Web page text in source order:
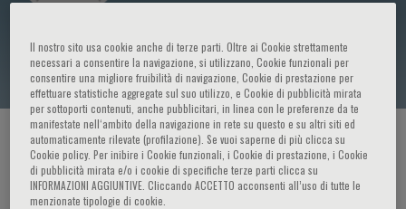
Aurelia Grosu
HOME PAGE / CORSI ED EVENTI / RELATORE
Il nostro sito usa cookie anche di terze parti. Oltre ai Cookie strettamente
necessari a consentire la navigazione, si utilizzano, Cookie funzionali per
consentire una migliore fruibilità di navigazione, Cookie di prestazione per
effettuare statistiche aggregate sul suo utilizzo, e Cookie di pubblicità mirata
per sottoporti contenuti, anche pubblicitari, in linea con le preferenze da te
manifestate nell‘ambito della navigazione in rete su questo e su altri siti ed
automaticamente rilevate (profilazione). Se vuoi saperne di più clicca su
Cookie policy. Per inibire i Cookie funzionali, i Cookie di prestazione, i Cookie
di pubblicità mirata e/o i cookie di specifiche terze parti clicca su
INFORMAZIONI AGGIUNTIVE. Cliccando ACCETTO acconsenti all’uso di tutte le
menzionate tipologie di cookie.